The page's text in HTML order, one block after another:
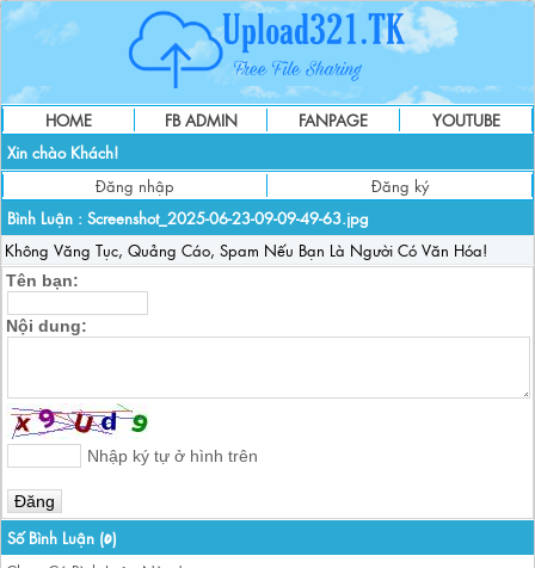
HOME FB ADMIN FANPAGE
YOUTUBE
Xin chào Khách!
Đăng nhập
Đăng ký
Bình Luận : Screenshot_2025-06-23-09-09-49-63.jpg
Không Văng Tục, Quảng Cáo, Spam Nếu Bạn Là Người Có Văn Hóa!
Tên bạn:
Nội dung:
Nhập ký tự ở hình trên
Số Bình Luận (0)